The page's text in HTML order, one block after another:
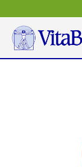
au
contenu